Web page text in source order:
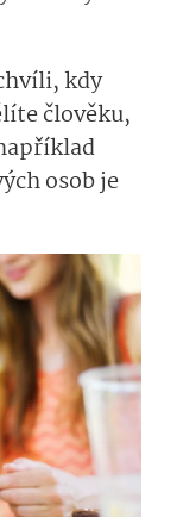
kdy
člověku,
osob je